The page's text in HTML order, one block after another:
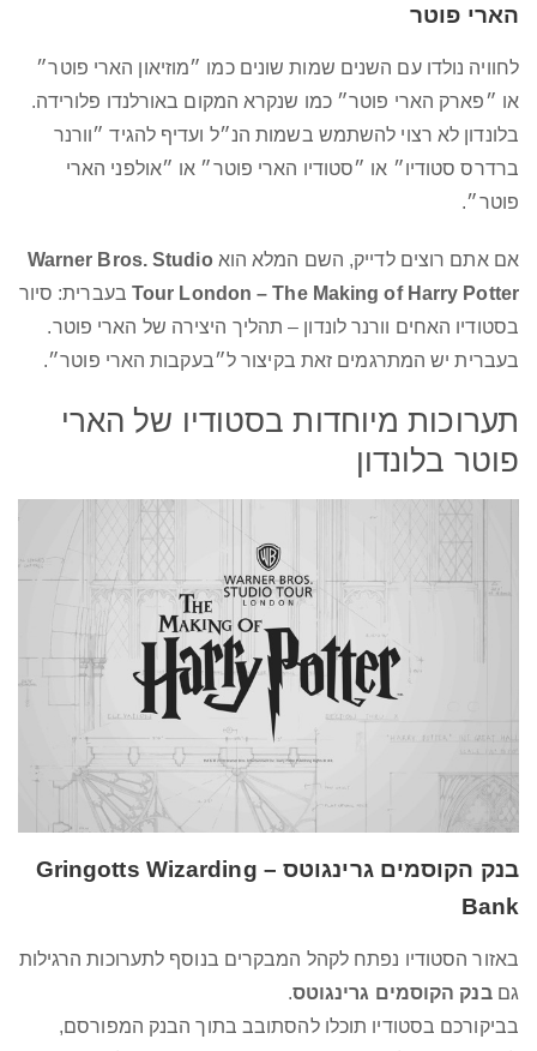
הארי פוטר
לחוויה נולדו עם השנים שמות שונים כמו ״מוזיאון הארי פוטר״
או ״פארק הארי פוטר״ כמו שנקרא המקום באורלנדו פלורידה.
בלונדון לא רצוי להשתמש בשמות הנ״ל ועדיף להגיד ״וורנר
ברדרס סטודיו״ או ״סטודיו הארי פוטר״ או ״אולפני הארי
פוטר״.
אם אתם רוצים לדייק, השם המלא הוא Warner Bros. Studio
Tour London – The Making of Harry Potter בעברית: סיור
בסטודיו האחים וורנר לונדון – תהליך היצירה של הארי פוטר.
בעברית יש המתרגמים זאת בקיצור ל״בעקבות הארי פוטר״.
תערוכות מיוחדות בסטודיו של הארי
פוטר בלונדון
בנק הקוסמים גרינגוטס – Gringotts Wizarding
Bank
באזור הסטודיו נפתח לקהל המבקרים בנוסף לתערוכות הרגילות
גםבנק הקוסמים גרינגוטס.
בביקורכם בסטודיו תוכלו להסתובב בתוך הבנק המפורסם,